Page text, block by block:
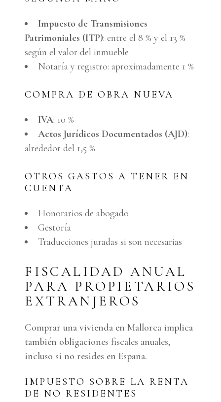
Impuesto de Transmisiones
Patrimoniales (ITP): entre el 8 % y el 13 %
según el valor del inmueble
Notaría y registro: aproximadamente 1 %
COMPRA DE OBRA NUEVA
IVA: 10 %
Actos Jurídicos Documentados (AJD):
alrededor del 1,5 %
OTROS GASTOS A TENER EN
CUENTA
Honorarios de abogado
Gestoría
Traducciones juradas si son necesarias
FISCALIDAD ANUAL
PARA PROPIETARIOS
EXTRANJEROS
Comprar una vivienda en Mallorca implica
también obligaciones fiscales anuales,
incluso si no resides en España.
IMPUESTO SOBRE LA RENTA
DE NO RESIDENTES